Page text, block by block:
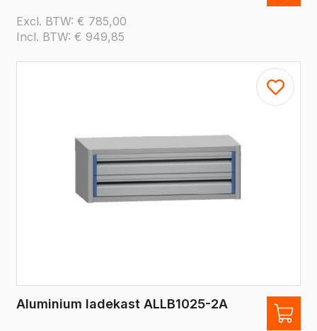
Excl. BTW: € 785,00
Incl. BTW: € 949,85
Aluminium ladekast ALLB1025-2A